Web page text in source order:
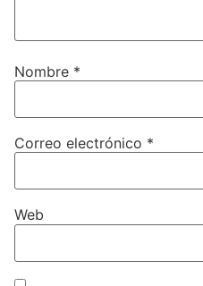
Nombre *
Correo electrónico *
Web